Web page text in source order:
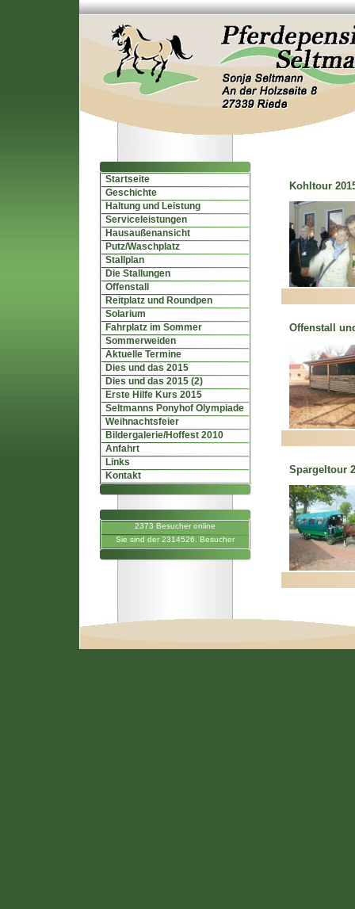
Startseite
Geschichte
Haltung und Leistung
Serviceleistungen
Hausaußenansicht
Putz/Waschplatz
Stallplan
Die Stallungen
Offenstall
Reitplatz und Roundpen
Solarium
Fahrplatz im Sommer
Sommerweiden
Aktuelle Termine
Dies und das 2015
Dies und das 2015 (2)
Erste Hilfe Kurs 2015
Seltmanns Ponyhof Olympiade
Weihnachtsfeier
Bildergalerie/Hoffest 2010
Anfahrt
Links
Kontakt
2373 Besucher online
Sie sind der 2314526. Besucher
Kohltour
Offenstall
Spargeltour